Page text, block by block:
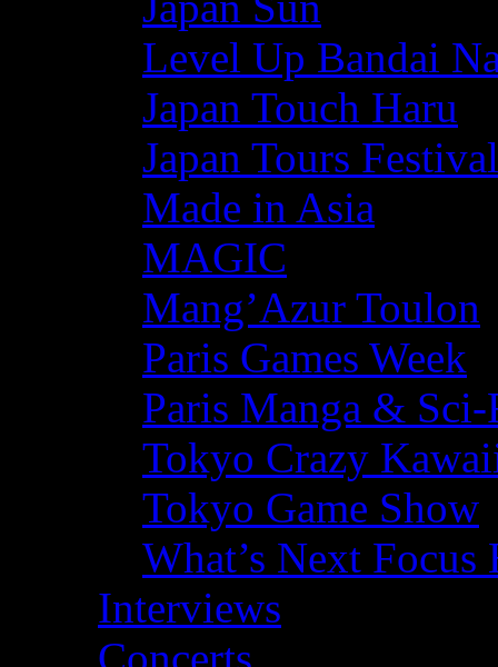
Level Up Bandai
Japan Touch Haru
Japan Tours Festival
Made in Asia
MAGIC
Mang’Azur Toulon
Paris Games Week
Paris Manga &
Tokyo Crazy
Tokyo Game Show
What’s Next
Interviews